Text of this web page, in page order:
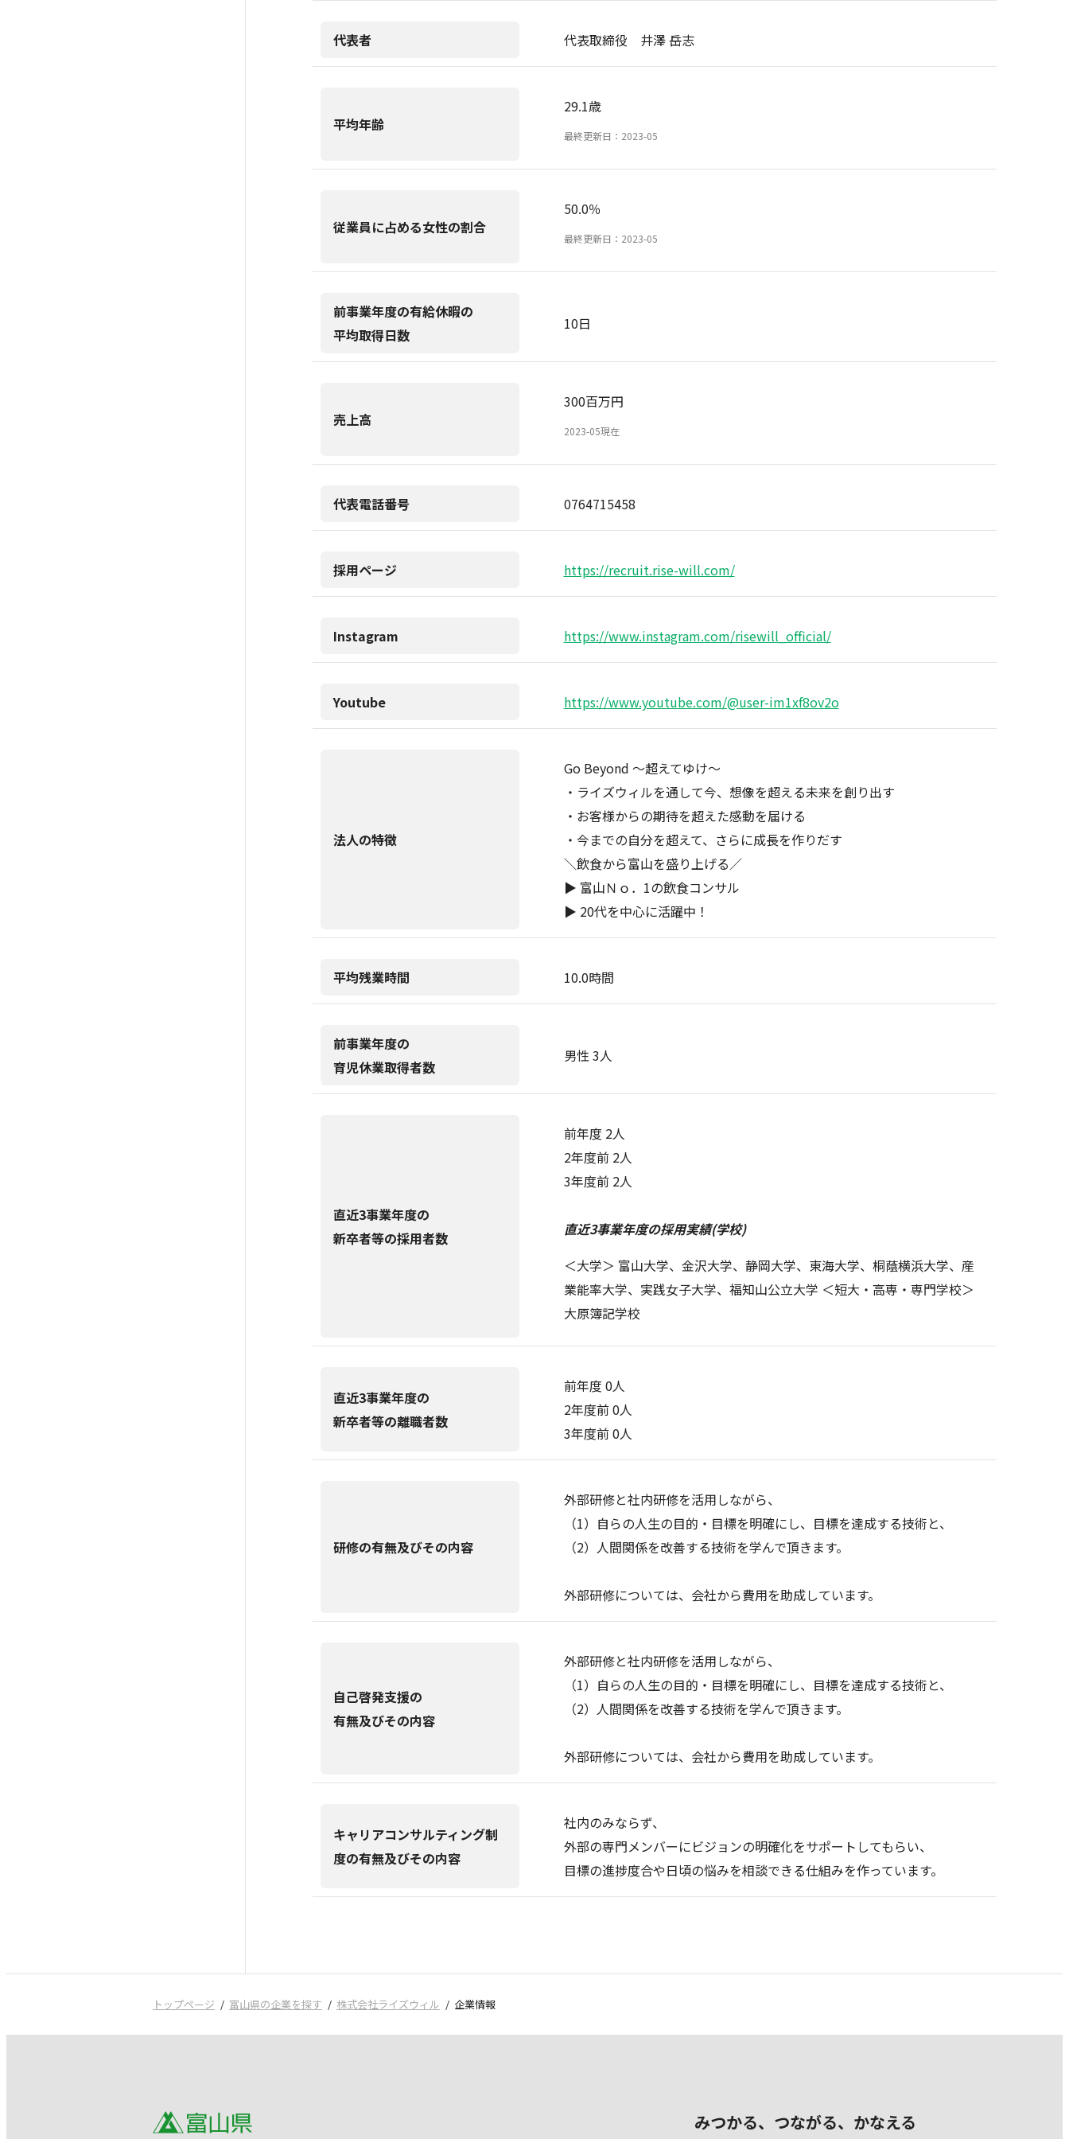
代表者 代表取締役 井澤 岳志
平均年齢
29.1歳
最終更新日：2023-05
従業員に占める女性の割合
50.0％
最終更新日：2023-05
前事業年度の有給休暇の
平均取得日数
10日
売上高
300百万円
2023-05現在
代表電話番号 0764715458
採用ページ https://recruit.rise-will.com/
Instagram https://www.instagram.com/risewill_official/
Youtube https://www.youtube.com/@user-im1xf8ov2o
法人の特徴
Go Beyond ～超えてゆけ～
・ライズウィルを通して今、想像を超える未来を創り出す
・お客様からの期待を超えた感動を届ける
・今までの自分を超えて、さらに成長を作りだす
＼飲食から富山を盛り上げる／
▶︎ 富山Ｎｏ．1の飲食コンサル
▶︎ 20代を中心に活躍中！
平均残業時間 10.0時間
前事業年度の
育児休業取得者数
男性 3人
直近3事業年度の
新卒者等の採用者数
前年度 2人
2年度前 2人
3年度前 2人
直近3事業年度の採用実績(学校)
＜大学＞ 富山大学、金沢大学、静岡大学、東海大学、桐蔭横浜大学、産
業能率大学、実践女子大学、福知山公立大学 ＜短大・高専・専門学校＞
大原簿記学校
直近3事業年度の
新卒者等の離職者数
前年度 0人
2年度前 0人
3年度前 0人
研修の有無及びその内容
外部研修と社内研修を活用しながら、
（1）自らの人生の目的・目標を明確にし、目標を達成する技術と、
（2）人間関係を改善する技術を学んで頂きます。
外部研修については、会社から費用を助成しています。
自己啓発支援の
有無及びその内容
外部研修と社内研修を活用しながら、
（1）自らの人生の目的・目標を明確にし、目標を達成する技術と、
（2）人間関係を改善する技術を学んで頂きます。
外部研修については、会社から費用を助成しています。
キャリアコンサルティング制
度の有無及びその内容
社内のみならず、
外部の専門メンバーにビジョンの明確化をサポートしてもらい、
目標の進捗度合や日頃の悩みを相談できる仕組みを作っています。
トップページ 富山県の企業を探す 株式会社ライズウィル 企業情報
みつかる、つながる、かなえる